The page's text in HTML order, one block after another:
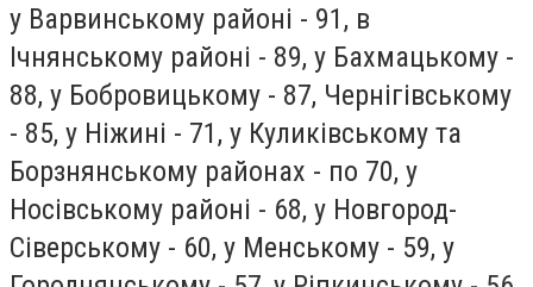
у Варвинському районі - 91, в
Ічнянському районі - 89, у Бахмацькому -
88, у Бобровицькому - 87, Чернігівському
- 85, у Ніжині - 71, у Куликівському та
Борзнянському районах - по 70, у
Носівському районі - 68, у Новгород-
Сіверському - 60, у Менському - 59, у